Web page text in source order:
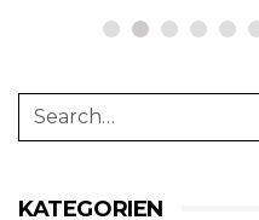
KATEGORIEN